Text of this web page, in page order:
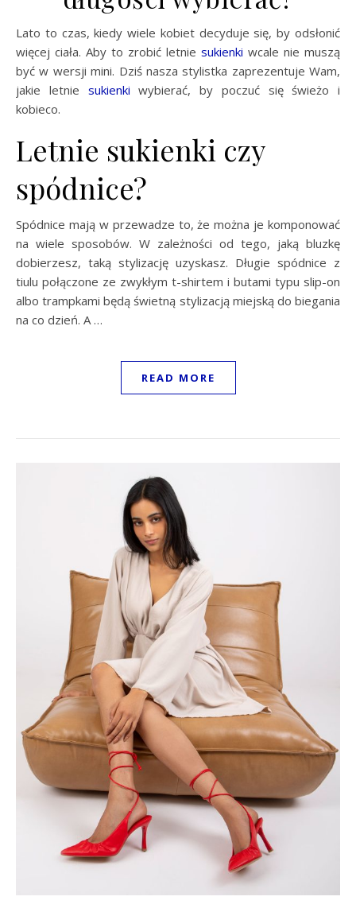
Lato to czas, kiedy wiele kobiet decyduje się, by odsłonić
więcej ciała. Aby to zrobić letnie sukienki wcale nie muszą
być w wersji mini. Dziś nasza stylistka zaprezentuje Wam,
jakie letnie sukienki wybierać, by poczuć się świeżo i
kobieco.
Letnie sukienki czy
spódnice?
Spódnice mają w przewadze to, że można je komponować
na wiele sposobów. W zależności od tego, jaką bluzkę
dobierzesz, taką stylizację uzyskasz. Długie spódnice z
tiulu połączone ze zwykłym t-shirtem i butami typu slip-on
albo trampkami będą świetną stylizacją miejską do biegania
na co dzień. A …
READ MORE